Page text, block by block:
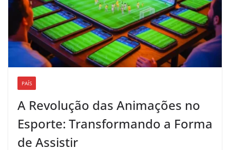
PAÍS
A Revolução das Animações no
Esporte: Transformando a Forma
de Assistir